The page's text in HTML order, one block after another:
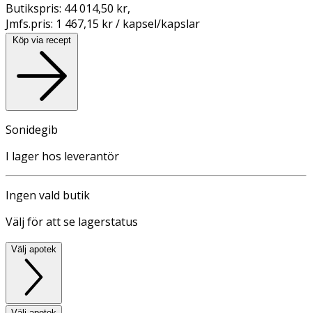
Butikspris: 44 014,50 kr,
Jmfs.pris: 1 467,15 kr / kapsel/kapslar
Köp via recept
Sonidegib
I lager hos leverantör
Ingen vald butik
Välj för att se lagerstatus
Välj apotek